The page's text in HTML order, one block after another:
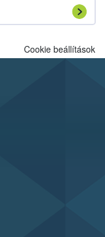
Cookie beállítások